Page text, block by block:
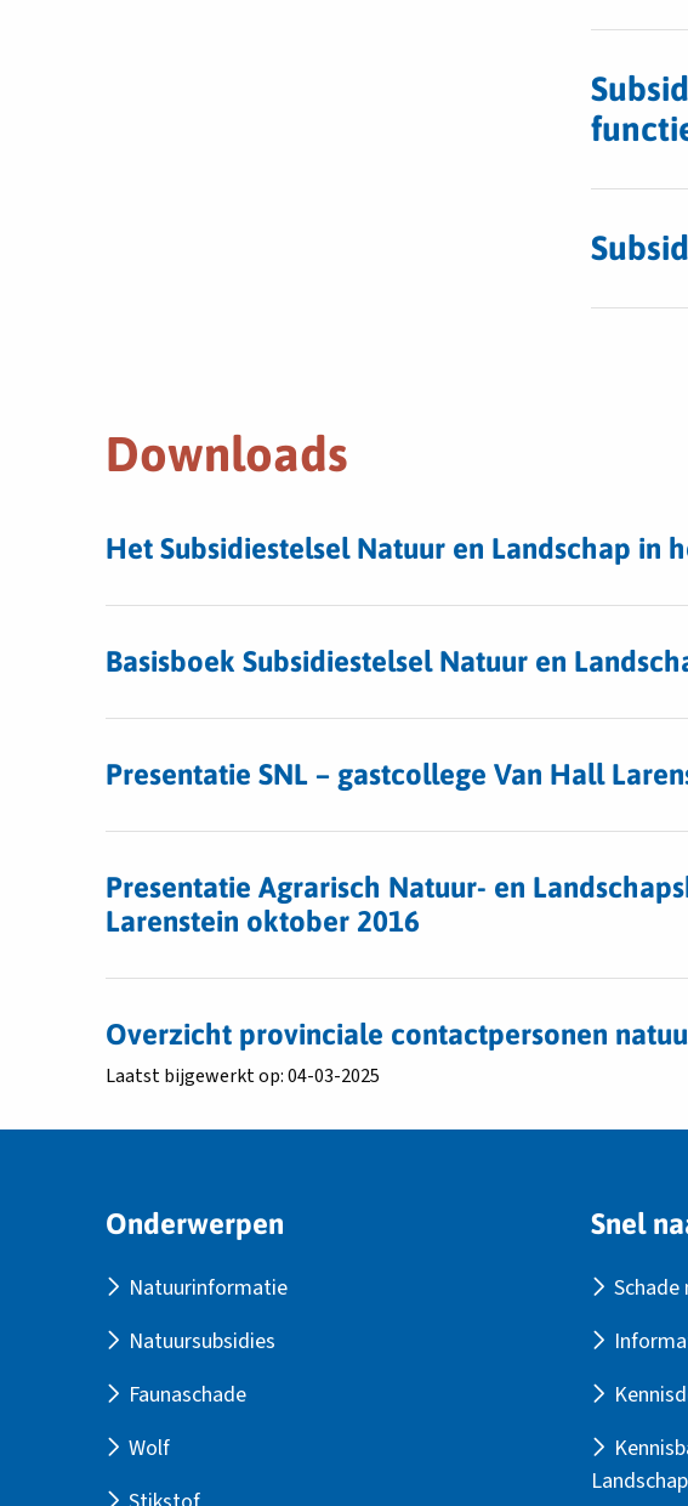
Downloads
Het Subsidiestelsel Natuur en Landschap in
Download
Het
Natuur
Landschap
het
Basisboek Subsidiestelsel Natuur en
bestand
Basisboek
en
Landschap
Presentatie SNL – gastcollege Van Hall
bestand
Presentatie
gastcollege
Van
Hall
2016
Presentatie Agrarisch Natuur- en
Larenstein oktober 2016
bestand
Presentatie
Agrarisch
Landschapsbeheer
Van
Hall
oktober
Overzicht provinciale contactpersonen
Laatst bijgewerkt op: 04-03-2025
bestand
Overzicht
provinciale
natuurbeheer
Onderwerpen
Natuurinformatie
Natuursubsidies
Faunaschade
Wolf
Snel
Schade